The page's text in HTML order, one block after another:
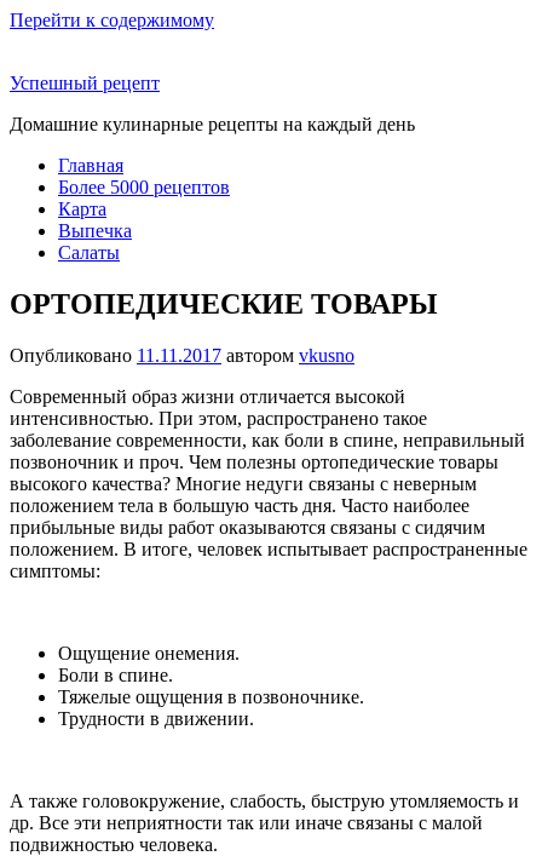
Перейти к содержимому
Успешный рецепт
Домашние кулинарные рецепты на каждый день
Главная
Более 5000 рецептов
Карта
Выпечка
Салаты
ОРТОПЕДИЧЕСКИЕ ТОВАРЫ
Опубликовано 11.11.2017 автором vkusno
Современный образ жизни отличается высокой
интенсивностью. При этом, распространено такое
заболевание современности, как боли в спине, неправильный
позвоночник и проч. Чем полезны ортопедические товары
высокого качества? Многие недуги связаны с неверным
положением тела в большую часть дня. Часто наиболее
прибыльные виды работ оказываются связаны с сидячим
положением. В итоге, человек испытывает распространенные
симптомы:
Ощущение онемения.
Боли в спине.
Тяжелые ощущения в позвоночнике.
Трудности в движении.
А также головокружение, слабость, быструю утомляемость и
др. Все эти неприятности так или иначе связаны с малой
подвижностью человека.